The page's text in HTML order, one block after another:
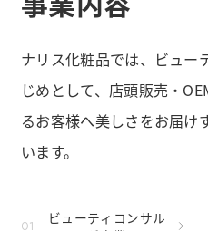
ナリス化粧品では、ビュー
じめとして、店頭販売・
るお客様へ美しさをお届け
います。
ビューティコンサル